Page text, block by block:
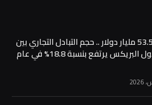
بقيمة 53.5 مليار دولار .. حجم التبادل التجاري بين
مصر ودول البريكس يرتفع بنسبة 18.8% في عام